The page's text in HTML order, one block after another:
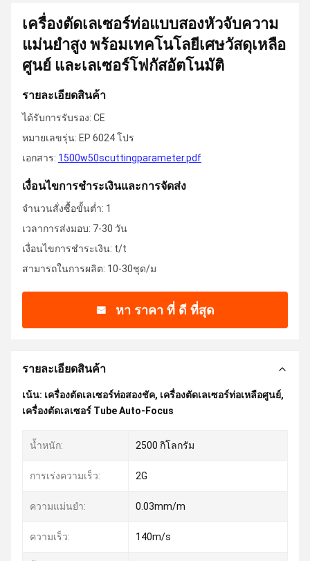
เครื่องตัดเลเซอร์ท่อแบบสองหัวจับความ
แม่นยำสูง พร้อมเทคโนโลยีเศษวัสดุเหลือ
ศูนย์ และเลเซอร์โฟกัสอัตโนมัติ
รายละเอียดสินค้า
ได้รับการรับรอง: CE
หมายเลขรุ่น: EP 6024 โปร
เอกสาร: 1500w50scuttingparameter.pdf
เงื่อนไขการชําระเงินและการจัดส่ง
จำนวนสั่งซื้อขั้นต่ำ: 1
เวลาการส่งมอบ: 7-30 วัน
เงื่อนไขการชำระเงิน: t/t
สามารถในการผลิต: 10-30ชุด/ม
หา ราคา ที่ ดี ที่สุด
รายละเอียดสินค้า
เน้น: เครื่องตัดเลเซอร์ท่อสองชัค, เครื่องตัดเลเซอร์ท่อเหลือศูนย์,
เครื่องตัดเลเซอร์ Tube Auto-Focus
น้ำหนัก: 2500 กิโลกรัม
การเร่งความเร็ว: 2G
ความแม่นยำ: 0.03mm/m
ความเร็ว: 140m/s